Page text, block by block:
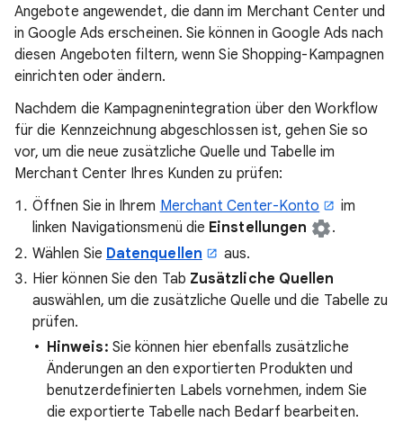
Angebote angewendet, die dann im Merchant Center und
in Google Ads erscheinen. Sie können in Google Ads nach
diesen Angeboten filtern, wenn Sie Shopping-Kampagnen
einrichten oder ändern.
Nachdem die Kampagnenintegration über den Workflow
für die Kennzeichnung abgeschlossen ist, gehen Sie so
vor, um die neue zusätzliche Quelle und Tabelle im
Merchant Center Ihres Kunden zu prüfen:
Öffnen Sie in Ihrem Merchant Center-Konto
im
linken Navigationsmenü die Einstellungen
.
Wählen Sie Datenquellen
aus.
Hier können Sie den Tab Zusätzliche Quellen
auswählen, um die zusätzliche Quelle und die Tabelle zu
prüfen.
Hinweis: Sie können hier ebenfalls zusätzliche
Änderungen an den exportierten Produkten und
benutzerdefinierten Labels vornehmen, indem Sie
die exportierte Tabelle nach Bedarf bearbeiten.